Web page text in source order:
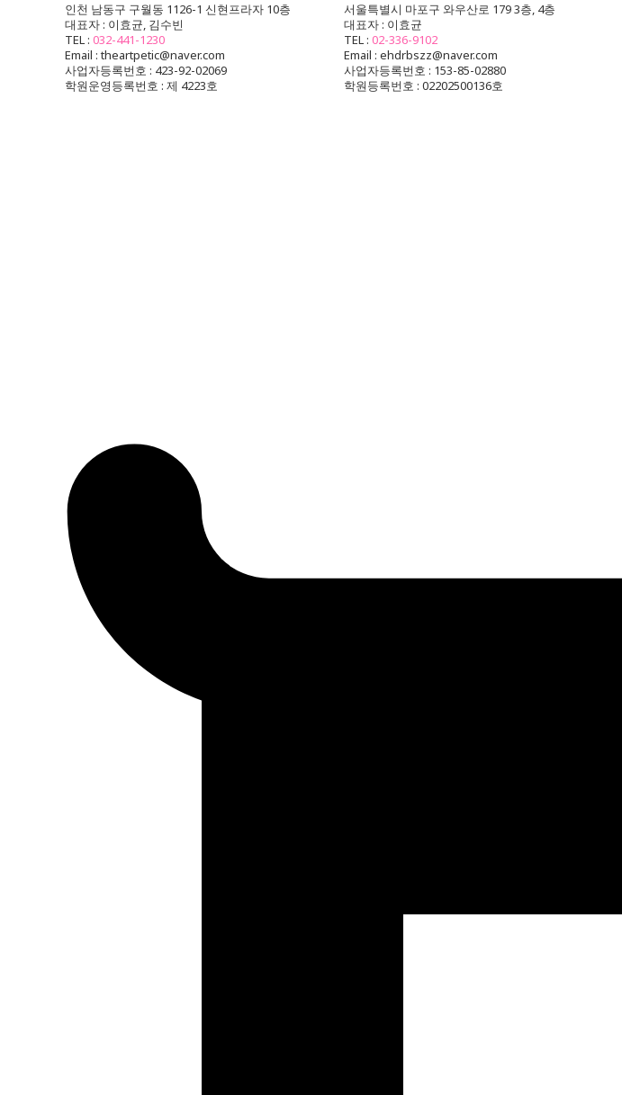
인천 남동구 구월동 1126-1 신현프라자 10층
대표자 : 이효균, 김수빈
TEL : 032-441-1230
Email : theartpetic@naver.com
사업자등록번호 : 423-92-02069
학원운영등록번호 : 제 4223호
서울특별시 마포구 와우산로 179 3층, 4층
대표자 : 이효균
TEL : 02-336-9102
Email : ehdrbszz@naver.com
사업자등록번호 : 153-85-02880
학원등록번호 : 02202500136호